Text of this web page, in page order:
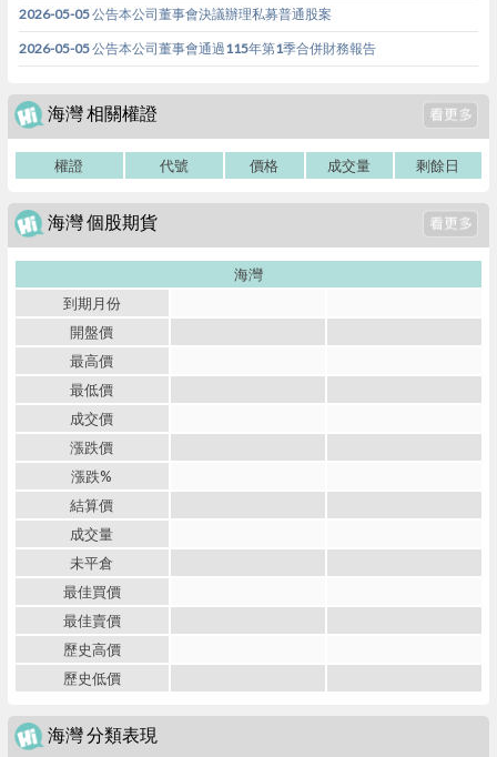
2026-05-05 公告本公司董事會決議辦理私募普通股案
2026-05-05 公告本公司董事會通過115年第1季合併財務報告
海灣 相關權證
權證 代號 價格 成交量 剩餘日
海灣 個股期貨
海灣
到期月份
開盤價
最高價
最低價
成交價
漲跌價
漲跌%
結算價
成交量
未平倉
最佳買價
最佳賣價
歷史高價
歷史低價
海灣 分類表現